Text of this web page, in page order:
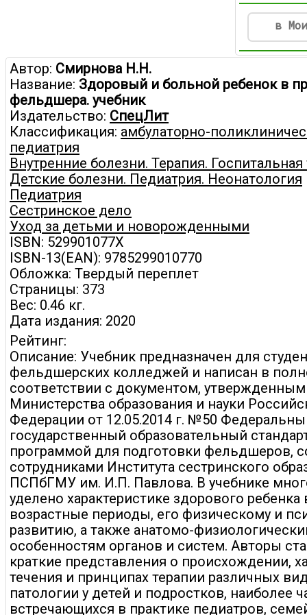
в
Автор: Смирнова Н.Н.
Название: Здоровый и больной ребенок в
фельдшера. учебник
Издательство: СпецЛит
Классификация: амбулаторно-
педиатрия
Внутренние болезни. Терапия. Госпитальная
Детские болезни. Педиатрия. Неонатология
Педиатрия
Сестринское дело
Уход за детьми и новорожденными
ISBN: 529901077X
ISBN-13(EAN): 9785299010770
Обложка: Твердый переплет
Страницы: 373
Вес: 0.46 кг.
Дата издания: 2020
Рейтинг:
Описание: Учебник предназначен для
фельдшерских колледжей и написан в
соответствии с документом,
Министерства образования и науки
Федерации от 12.05.2014 г. №50
государственный образовательный
программой для подготовки фельдшеров,
сотрудниками Института сестринского
ПСПбГМУ им. И.П. Павлова. В учебнике
уделено характеристике здорового ребенка
возрастные периоды, его физическому и
развитию, а также анатомо-
особенностям органов и систем. Авторы
краткие представления о происхождении,
течения и принципах терапии различных
патологии у детей и подростков, наиболее
встречающихся в практике педиатров,